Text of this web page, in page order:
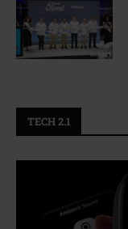
TECH 2.1